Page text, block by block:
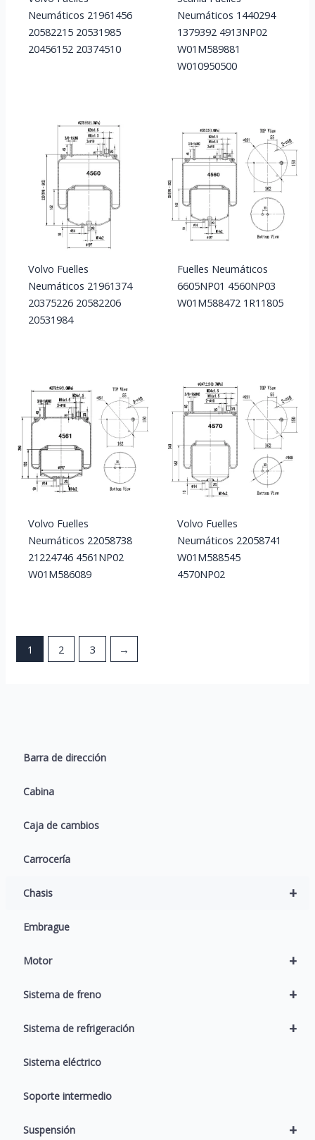
Barra de dirección
Cabina
Caja de cambios
Carrocería
+
Chasis
Embrague
+
Motor
+
Sistema de freno
+
Sistema de refrigeración
Sistema eléctrico
Soporte intermedio
+
Suspensión
Neumáticos 21961456
20582215 20531985
20456152 20374510
Neumáticos 1440294
1379392 4913NP02
W01M589881
W010950500
Volvo Fuelles
Neumáticos 21961374
20375226 20582206
20531984
Fuelles Neumáticos
6605NP01 4560NP03
W01M588472 1R11805
Volvo Fuelles
Neumáticos 22058738
21224746 4561NP02
W01M586089
Volvo Fuelles
Neumáticos 22058741
W01M588545
4570NP02
1 2 3 →